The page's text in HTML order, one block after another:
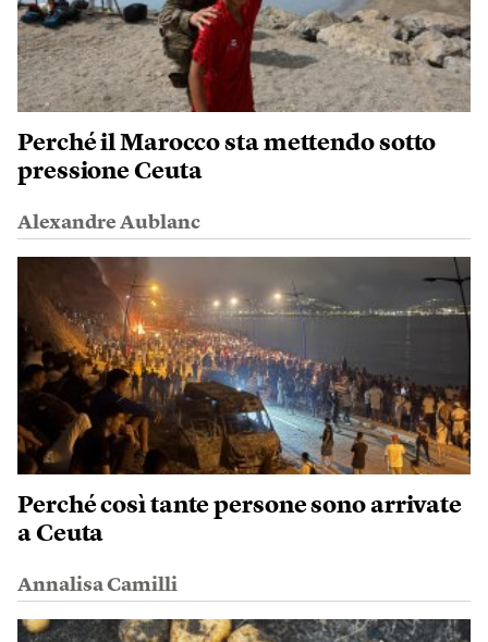
Perché il Marocco sta mettendo sotto
pressione Ceuta
Alexandre Aublanc
Perché così tante persone sono arrivate
a Ceuta
Annalisa Camilli